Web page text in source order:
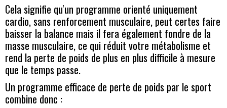
Cela signifie qu'un programme orienté uniquement
cardio, sans renforcement musculaire, peut certes faire
baisser la balance mais il fera également fondre de la
masse musculaire, ce qui réduit votre métabolisme et
rend la perte de poids de plus en plus difficile à mesure
que le temps passe.
Un programme efficace de perte de poids par le sport
combine donc :